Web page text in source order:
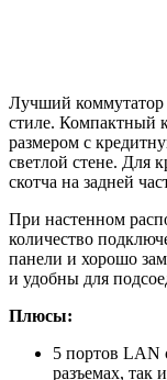
Лучший коммутатор
стиле. Компактный
размером с
светлой стене. Для
скотча на задней
При настенном
количество
панели и хорошо
и удобны для
Плюсы:
5 портов LAN
разъемах, так